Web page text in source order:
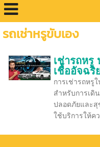
รถเช่าหรูขับเอง
เช่ารถหรู
เชื้ออัจฉริ
การเช่ารถหรู
สำหรับการเดิ
ปลอดภัยและสุ
ใช้บริการให้ค